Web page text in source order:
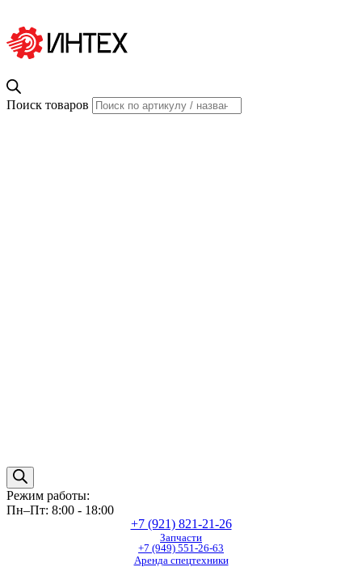
Поиск товаров
Режим работы:
Пн–Пт: 8:00 - 18:00
+7 (921) 821-21-26
Запчасти
+7 (949) 551-26-63
Аренда спецтехники